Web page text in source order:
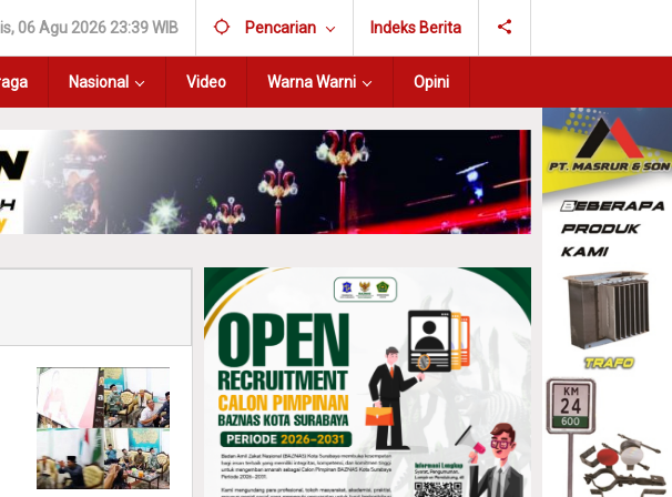
06 Agu 2026 23:39 WIB Pencarian Indeks Berita
Nasional Video Warna Warni Opini